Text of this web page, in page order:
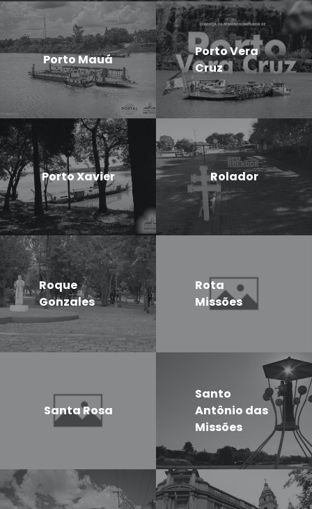
Porto Mauá
Porto Vera
Cruz
Porto Xavier Rolador
Roque
Gonzales
Rota
Missões
Santa Rosa
Santo
Antônio das
Missões